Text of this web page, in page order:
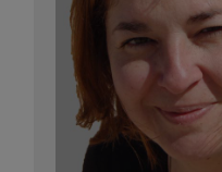
imagen
coordinando
con una
Diàlegs
.